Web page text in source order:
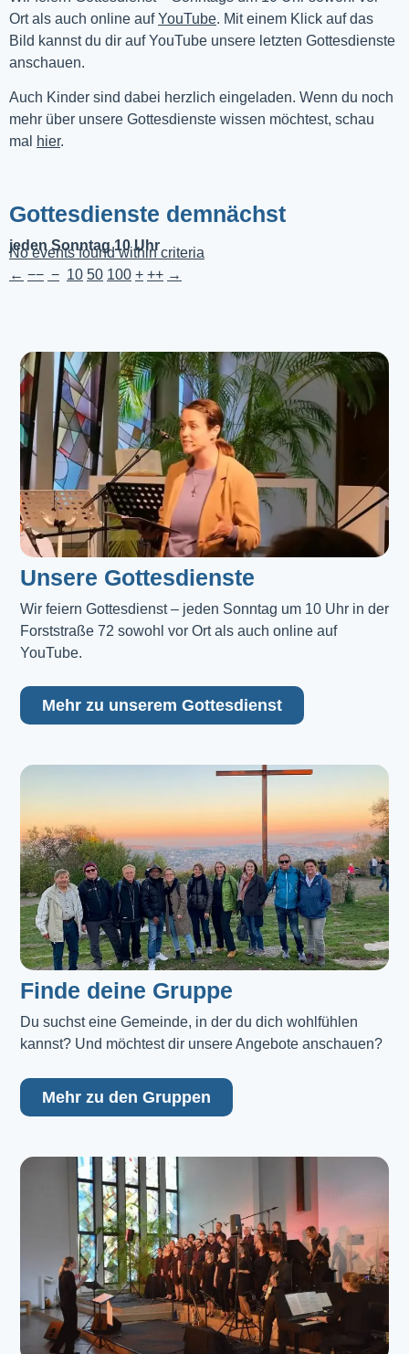
Ort als auch online auf YouTube. Mit einem Klick auf das
Bild kannst du dir auf YouTube unsere letzten Gottesdienste
anschauen.
Auch Kinder sind dabei herzlich eingeladen. Wenn du noch
mehr über unsere Gottesdienste wissen möchtest, schau
mal
hier.
Gottesdienste demnächst
jeden Sonntag 10 Uhr
No events found within criteria
← −− − 10 50 100 + ++ →
Unsere Gottesdienste
Wir feiern Gottesdienst – jeden Sonntag um 10 Uhr in der
Forststraße 72 sowohl vor Ort als auch online auf
YouTube.
Mehr zu unserem Gottesdienst
Finde deine Gruppe
Du suchst eine Gemeinde, in der du dich wohlfühlen
kannst? Und möchtest dir unsere Angebote anschauen?
Mehr zu den Gruppen